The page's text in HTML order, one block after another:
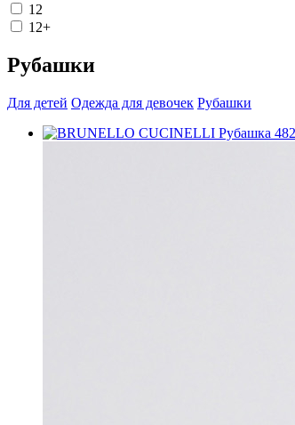
12
12+
Рубашки
Для детей Одежда для девочек Рубашки